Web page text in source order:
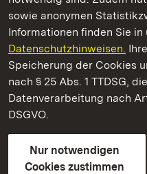
sowie anonymen
Informationen finden Sie in
Datenschutzhinweisen.
Speicherung der Cookies
nach § 25 Abs. 1 TTDSG,
Datenverarbeitung nach
DSGVO.
Nur notwendigen
Cookies zustimmen
Römische Badruine
Staatliche Schlösser und
Kontakt
GebärdenspracheLeichte
Erklärung zur
BITV-konform (geprüfte